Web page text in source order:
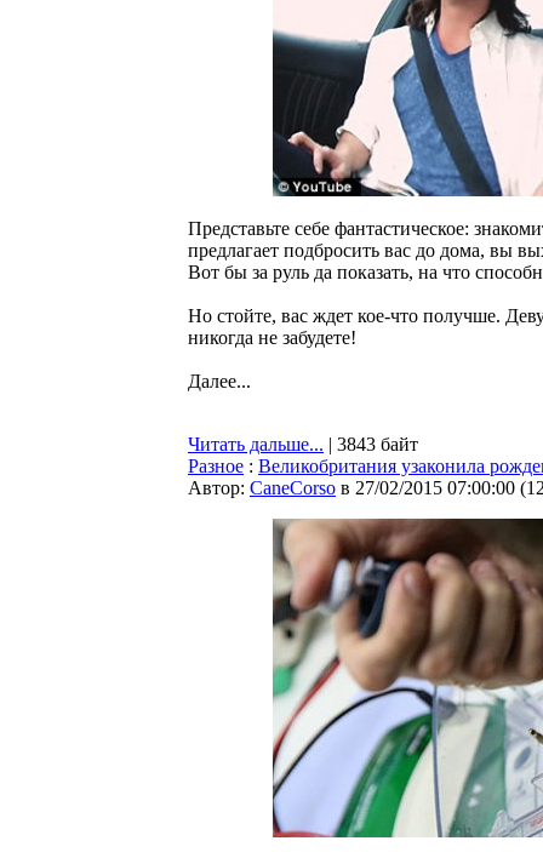
Представьте себе фантастическое:
предлагает подбросить вас до дома, вы
Вот бы за руль да показать, на что
Но стойте, вас ждет кое-что получше.
никогда не забудете!
Далее...
Читать дальше... | 3843 байт
Разное : Великобритания узаконила
Автор: CaneCorso в 27/02/2015 07:00:00 (